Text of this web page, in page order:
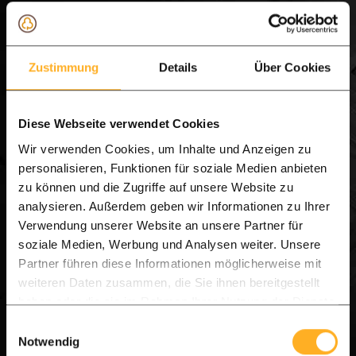
Zustimmung Details Über Cookies
Diese Webseite verwendet Cookies
Wir verwenden Cookies, um Inhalte und Anzeigen zu
personalisieren, Funktionen für soziale Medien anbieten
zu können und die Zugriffe auf unsere Website zu
analysieren. Außerdem geben wir Informationen zu Ihrer
Verwendung unserer Website an unsere Partner für
soziale Medien, Werbung und Analysen weiter. Unsere
Partner führen diese Informationen möglicherweise mit
weiteren Daten zusammen, die Sie ihnen bereitgestellt
haben oder die sie im Rahmen Ihrer Nutzung der Dienste
Notwendig
Schutting calculator: bereken hier je modere
lamellen schutting
Contact het advies team op werkdagen vanaf 10.00
tot 16.00 uur.
Proefstukje of luxe proefmonster doos
aanvragen
Veelgestelde vragen over onze hardhouten
schuttingen
Hoe lang gaat een Ipé hardhouten schutting
mee?
Een schutting van Ipé hardhout is een investering